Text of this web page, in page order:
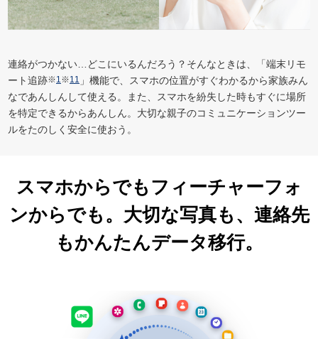
連絡がつかない…どこにいるんだろう？そんなときは、「端末リモ
ート追跡※1 ※11 」機能で、スマホの位置がすぐわかるから家族みん
なであんしんして使える。また、スマホを紛失した時もすぐに場所
を特定できるからあんしん。大切な親子のコミュニケーションツー
ルをたのしく安全に使おう。
スマホからでもフィーチャーフォ
ンからでも。大切な写真も、連絡先
もかんたんデータ移行。